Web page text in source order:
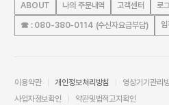
ABOUT 나의 주문내역 고객센터 로
☎ : 080-380-0114 (수신자요금부담)
이용약관 개인정보처리방침 영상기기관리
사업자정보확인
약관및법적고지확인